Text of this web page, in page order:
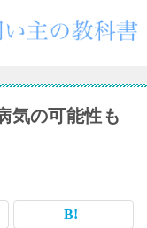
気の可能性も